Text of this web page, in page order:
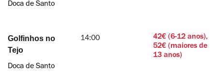
Doca de Santo
sexta,
14/08/2026
Golfinhos no
Tejo
Doca de Santo
14:00
42€ (6-12 anos),
52€ (maiores de
13 anos)